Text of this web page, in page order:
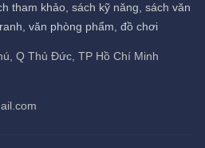
tham khảo, sách kỹ năng, sách văn
văn phòng phẩm, đồ chơi
Q Thủ Đức, TP Hồ Chí Minh